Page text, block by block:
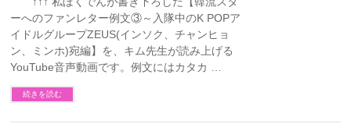
ーへのファンレター例文③～入隊中のK POPア
イドルグループZEUS(インソク、チャンヒョ
ン、ミンホ)宛編】を、キム先生が読み上げる
YouTube音声動画です。例文にはカタカ …
続きを読む